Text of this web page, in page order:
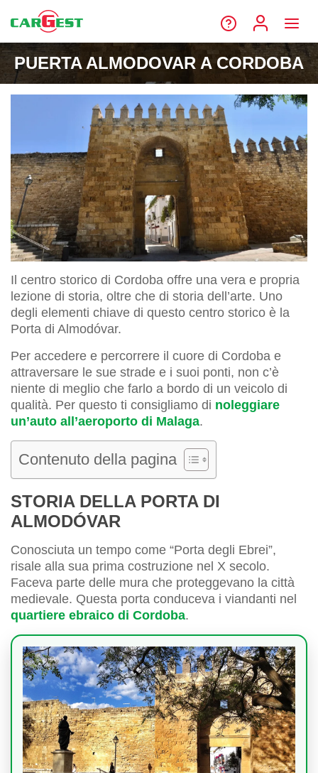
PUERTA ALMODOVAR A CORDOBA
Il centro storico di Cordoba offre una vera e propria
lezione di storia, oltre che di storia dell’arte. Uno
degli elementi chiave di questo centro storico è la
Porta di Almodóvar.
Per accedere e percorrere il cuore di Cordoba e
attraversare le sue strade e i suoi ponti, non c’è
niente di meglio che farlo a bordo di un veicolo di
qualità. Per questo ti consigliamo di noleggiare
un’auto all’aeroporto di Malaga.
Contenuto della pagina
STORIA DELLA PORTA DI
ALMODÓVAR
Conosciuta un tempo come “Porta degli Ebrei”,
risale alla sua prima costruzione nel X secolo.
Faceva parte delle mura che proteggevano la città
medievale. Questa porta conduceva i viandanti nel
quartiere ebraico di Cordoba.